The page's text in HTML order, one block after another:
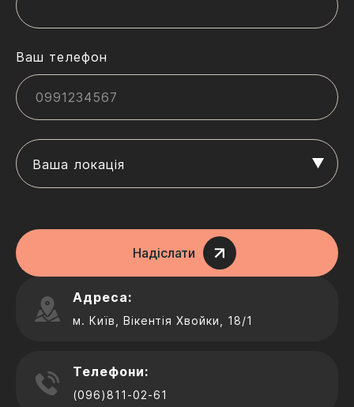
Ваш телефон
Ваша локація
Надіслати
Адреса:
м. Київ, Вікентія Хвойки, 18/1
Телефони:
(096)811-02-61